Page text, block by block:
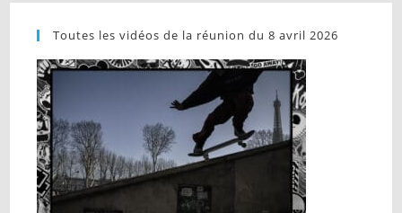
Toutes les vidéos de la réunion du 8 avril 2026